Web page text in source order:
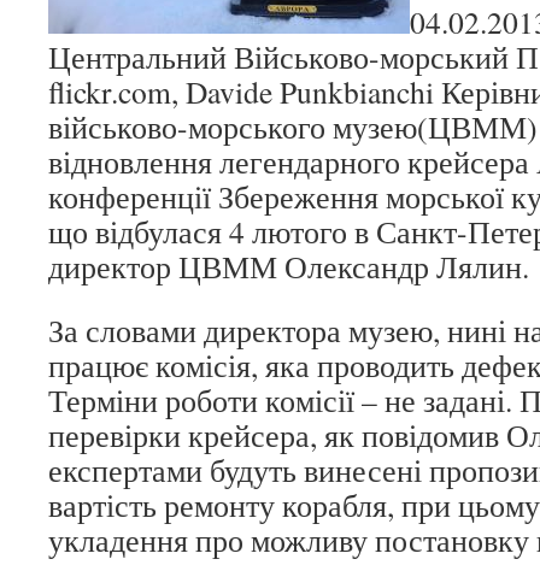
Центральний Військово-морський
flickr.com, Davide Punkbianchi
військово-морського музею(ЦВММ)
відновлення легендарного
конференції Збереження морської
що відбулася 4 лютого в Санкт-
директор ЦВММ Олександр Лялин.
За словами директора музею, нині
працює комісія, яка проводить
Терміни роботи комісії – не задані.
перевірки крейсера, як повідомив
експертами будуть винесені
вартість ремонту корабля, при
укладення про можливу постановку